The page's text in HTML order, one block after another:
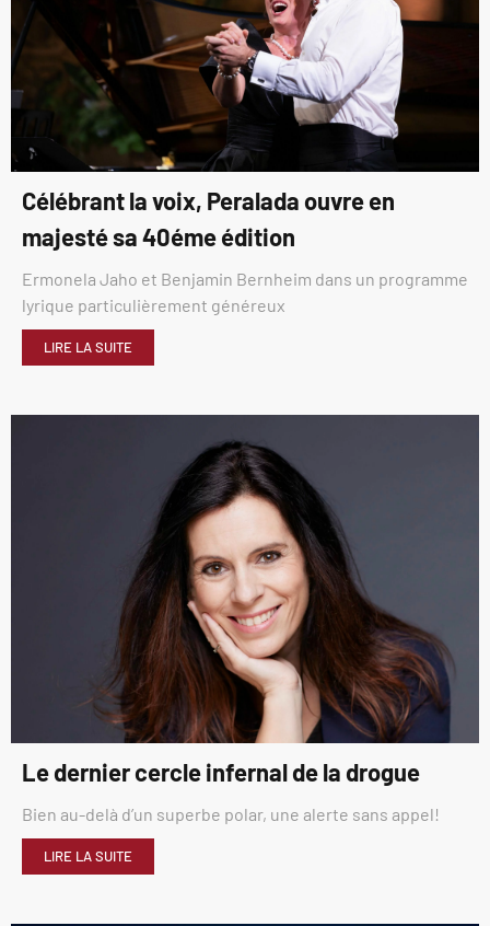
Célébrant la voix, Peralada ouvre en
majesté sa 40éme édition
Ermonela Jaho et Benjamin Bernheim dans un programme
lyrique particulièrement généreux
LIRE LA SUITE
Le dernier cercle infernal de la drogue
Bien au-delà d’un superbe polar, une alerte sans appel!
LIRE LA SUITE